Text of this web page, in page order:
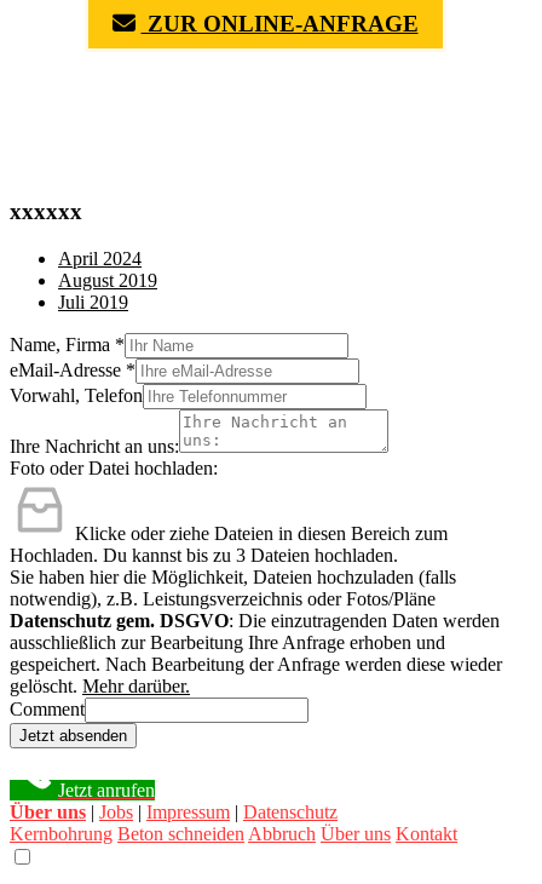
ZUR ONLINE-ANFRAGE
xxxxxx
April 2024
August 2019
Juli 2019
Name, Firma *
eMail-Adresse *
Vorwahl, Telefon
Ihre Nachricht an uns:
Foto oder Datei hochladen:
Klicke oder ziehe Dateien in diesen Bereich zum
Hochladen. Du kannst bis zu 3 Dateien hochladen.
Sie haben hier die Möglichkeit, Dateien hochzuladen (falls
notwendig), z.B. Leistungsverzeichnis oder Fotos/Pläne
Datenschutz gem. DSGVO: Die einzutragenden Daten werden
ausschließlich zur Bearbeitung Ihre Anfrage erhoben und
gespeichert. Nach Bearbeitung der Anfrage werden diese wieder
gelöscht. Mehr darüber.
Comment
Jetzt absenden
Jetzt anrufen
Über uns | Jobs | Impressum | Datenschutz
Kernbohrung Beton schneiden Abbruch Über uns Kontakt